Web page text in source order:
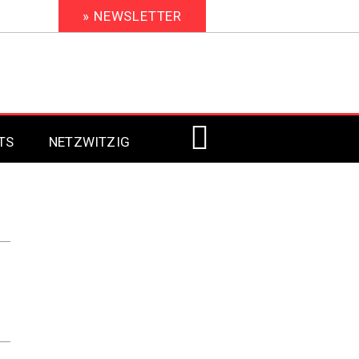
» NEWSLETTER
Signage 2020
Signage 2019
NETZWITZIG